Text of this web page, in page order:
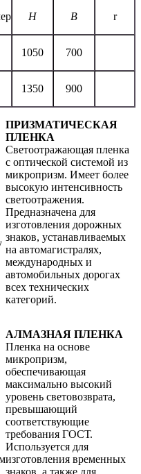
H B r
1050 700
1350 900
ПРИЗМАТИЧЕСКАЯ
ПЛЕНКА
Светоотражающая пленка
с оптической системой из
микропризм. Имеет более
высокую интенсивность
светоотражения.
Предназначена для
изготовления дорожных
знаков, устанавливаемых
на автомагистралях,
международных и
автомобильных дорогах
всех технических
категорий.
АЛМАЗНАЯ ПЛЕНКА
Пленка на основе
микропризм,
обеспечивающая
максимально высокий
уровень световозврата,
превышающий
соответствующие
требования ГОСТ.
Используется для
изготовления временных
знаков, а также для